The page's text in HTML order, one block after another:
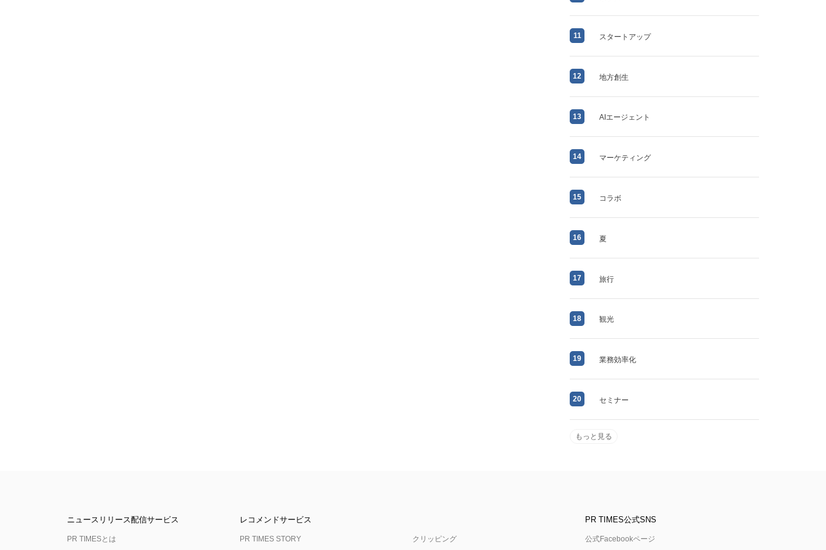
11 スタートアップ
12 地方創生
13 AIエージェント
14 マーケティング
15 コラボ
16 夏
17 旅行
18 観光
19 業務効率化
20 セミナー
もっと見る
ニュースリリース配信サービス
PR TIMESとは
レコメンドサービス
PR TIMES STORY クリッピング
PR TIMES公式SNS
公式Facebookページ